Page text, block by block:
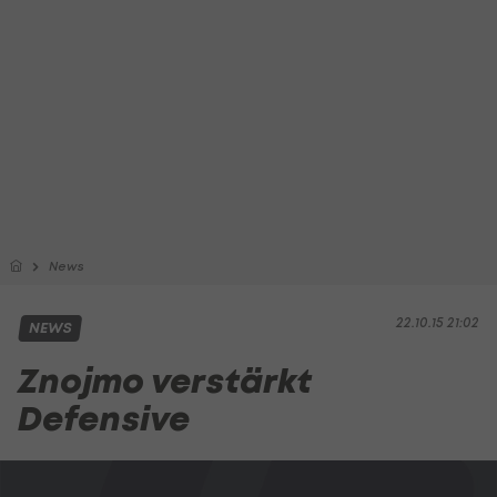
News
22.10.15 21:02
NEWS
Znojmo verstärkt
Defensive